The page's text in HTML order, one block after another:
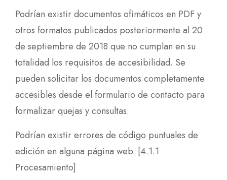
Podrían existir documentos ofimáticos en PDF y
otros formatos publicados posteriormente al 20
de septiembre de 2018 que no cumplan en su
totalidad los requisitos de accesibilidad. Se
pueden solicitar los documentos completamente
accesibles desde el formulario de contacto para
formalizar quejas y consultas.
Podrían existir errores de código puntuales de
edición en alguna página web. [4.1.1
Procesamiento]